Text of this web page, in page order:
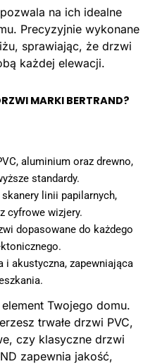
na ich idealne
Precyzyjnie wykonane
sprawiając, że drzwi
każdej elewacji.
MARKI BERTRAND?
aluminium oraz drewno,
standardy.
linii papilarnych,
cyfrowe wizjery.
dopasowane do każdego
i akustyczna, zapewniająca
Twojego domu.
trwałe drzwi PVC,
czy klasyczne drzwi
zapewnia jakość,